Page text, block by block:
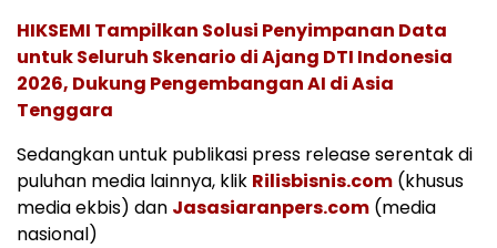
HIKSEMI Tampilkan Solusi Penyimpanan Data
untuk Seluruh Skenario di Ajang DTI Indonesia
2026, Dukung Pengembangan AI di Asia
Tenggara
Sedangkan untuk publikasi press release serentak di
puluhan media lainnya, klik Rilisbisnis.com (khusus
media ekbis) dan Jasasiaranpers.com (media
nasional)